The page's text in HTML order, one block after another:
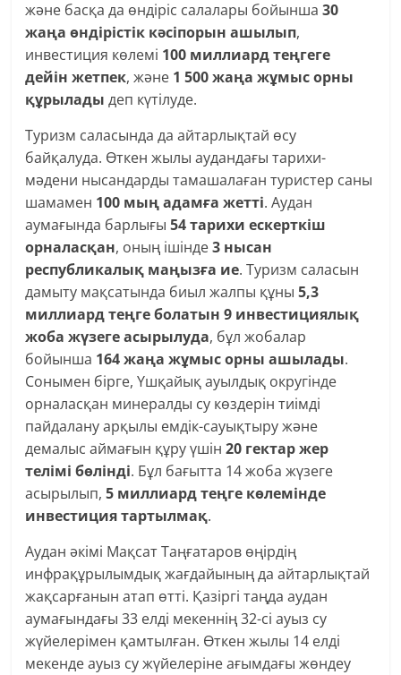
және басқа да өндіріс салалары бойынша30
жаңа өндірістік кәсіпорын ашылып,
инвестиция көлемі 100 миллиард теңгеге
дейін жетпек, және 1 500 жаңа жұмыс орны
құрылады деп күтілуде.
Туризм саласында да айтарлықтай өсу
байқалуда. Өткен жылы аудандағы тарихи-
мәдени нысандарды тамашалаған туристер саны
шамамен 100 мың адамға жетті. Аудан
аумағында барлығы54 тарихи ескерткіш
орналасқан, оның ішінде3 нысан
республикалық маңызға ие. Туризм саласын
дамыту мақсатында биыл жалпы құны5,3
миллиард теңге болатын 9 инвестициялық
жоба жүзеге асырылуда, бұл жобалар
бойынша 164 жаңа жұмыс орны ашылады.
Сонымен бірге, Үшқайық ауылдық округінде
орналасқан минералды су көздерін тиімді
пайдалану арқылы емдік-сауықтыру және
демалыс аймағын құру үшін20 гектар жер
телімі бөлінді. Бұл бағытта 14 жоба жүзеге
асырылып,5 миллиард теңге көлемінде
инвестиция тартылмақ.
Аудан әкімі Мақсат Таңғатаров өңірдің
инфрақұрылымдық жағдайының да айтарлықтай
жақсарғанын атап өтті. Қазіргі таңда аудан
аумағындағы 33 елді мекеннің 32-сі ауыз су
жүйелерімен қамтылған. Өткен жылы 14 елді
мекенде ауыз су жүйелеріне ағымдағы жөндеу